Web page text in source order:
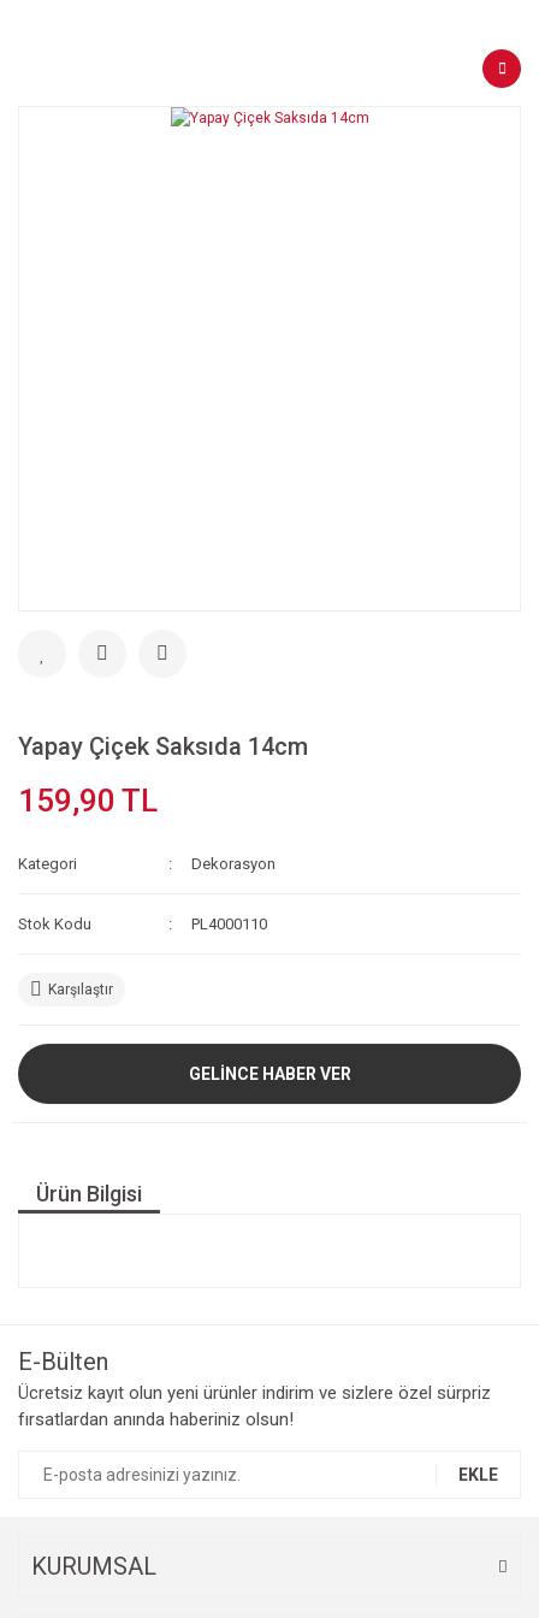
Yapay Çiçek Saksıda 14cm
159,90 TL
Kategori Dekorasyon
Stok Kodu PL4000110
Karşılaştır
GELİNCE HABER VER
Ürün Bilgisi
E-Bülten
Ücretsiz kayıt olun yeni ürünler indirim ve sizlere özel sürpriz
fırsatlardan anında haberiniz olsun!
EKLE
KURUMSAL